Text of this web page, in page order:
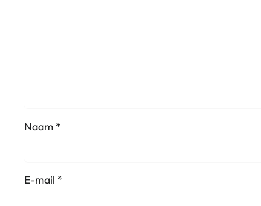
Naam *
E-mail *